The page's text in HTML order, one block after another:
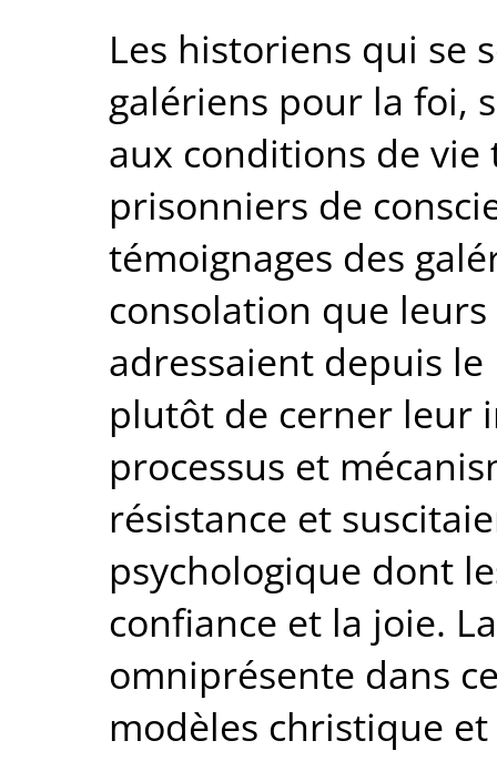
Les historiens qui se
galériens pour la foi,
aux conditions de vie
prisonniers de
témoignages des
consolation que
adressaient depuis le
plutôt de cerner leur
processus et
résistance et
psychologique dont
confiance et la joie.
omniprésente dans
modèles christique